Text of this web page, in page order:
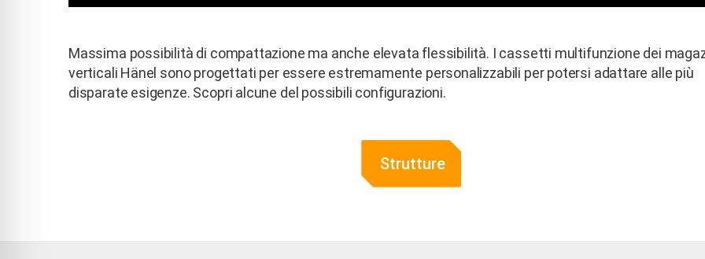
Massima possibilità di compattazione ma anche elevata flessibilità. I cassetti multifunzione dei
verticali Hänel sono progettati per essere estremamente personalizzabili per potersi adattare alle più
disparate esigenze. Scopri alcune del possibili configurazioni.
Strutture